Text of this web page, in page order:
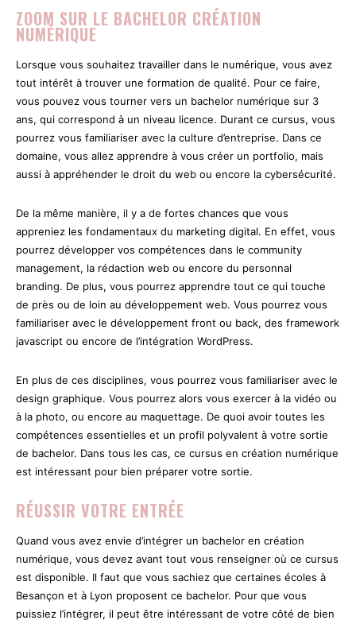
ZOOM SUR LE BACHELOR CRÉATION
NUMÉRIQUE
Lorsque vous souhaitez travailler dans le numérique, vous avez
tout intérêt à trouver une formation de qualité. Pour ce faire,
vous pouvez vous tourner vers un bachelor numérique sur 3
ans, qui correspond à un niveau licence. Durant ce cursus, vous
pourrez vous familiariser avec la culture d’entreprise. Dans ce
domaine, vous allez apprendre à vous créer un portfolio, mais
aussi à appréhender le droit du web ou encore la cybersécurité.
De la même manière, il y a de fortes chances que vous
appreniez les fondamentaux du marketing digital. En effet, vous
pourrez développer vos compétences dans le community
management, la rédaction web ou encore du personnal
branding. De plus, vous pourrez apprendre tout ce qui touche
de près ou de loin au développement web. Vous pourrez vous
familiariser avec le développement front ou back, des framework
javascript ou encore de l’intégration WordPress.
En plus de ces disciplines, vous pourrez vous familiariser avec le
design graphique. Vous pourrez alors vous exercer à la vidéo ou
à la photo, ou encore au maquettage. De quoi avoir toutes les
compétences essentielles et un profil polyvalent à votre sortie
de bachelor. Dans tous les cas, ce cursus en création numérique
est intéressant pour bien préparer votre sortie.
RÉUSSIR VOTRE ENTRÉE
Quand vous avez envie d’intégrer un bachelor en création
numérique, vous devez avant tout vous renseigner où ce cursus
est disponible. Il faut que vous sachiez que certaines écoles à
Besançon et à Lyon proposent ce bachelor. Pour que vous
puissiez l’intégrer, il peut être intéressant de votre côté de bien